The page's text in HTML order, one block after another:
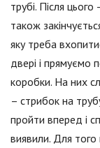
трубі. Після цього
також
яку треба
двері і прямуємо
коробки. На них
– стрибок на
пройти вперед і
виявили. Для того